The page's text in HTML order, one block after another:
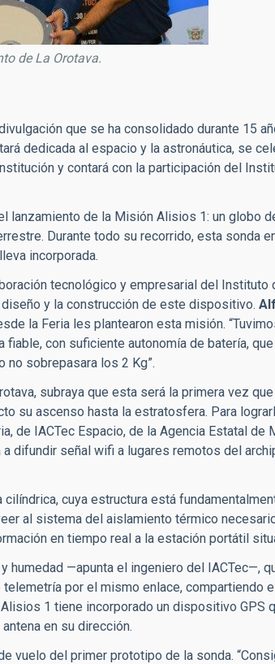
de La Orotava.
que se ha consolidado durante 15
dedicada al espacio y la astronáutica, se
y contará con la participación del
lanzamiento de la Misión Alisios 1: un globo
Durante todo su recorrido, esta sonda
incorporada.
tecnológico y empresarial del
y la construcción de este dispositivo.
la Feria les plantearon esta misión.
con suficiente autonomía de batería,
sobrepasara los 2 Kg”.
subraya que esta será la primera vez
su ascenso hasta la estratosfera. Para
de IACTec Espacio, de la Agencia Estatal de
difundir señal wifi a lugares remotos del
cuya estructura está
al sistema del aislamiento térmico
en tiempo real a la estación portátil
humedad —apunta el ingeniero del IACTec—,
por el mismo enlace, compartiendo
1 tiene incorporado un dispositivo GPS
en su dirección.
vuelo del primer prototipo de la sonda.